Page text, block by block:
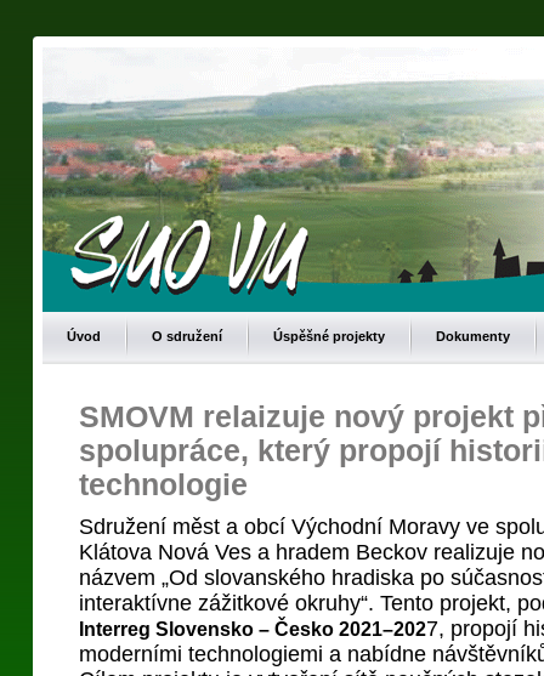
Úvod O sdružení Úspěšné projekty Dokumenty
SMOVM relaizuje nový projekt
spolupráce, který propojí
technologie
Sdružení měst a obcí Východní Moravy ve
Klátova Nová Ves a hradem Beckov realizuje
názvem „Od slovanského hradiska po
interaktívne zážitkové okruhy“. Tento projekt,
Interreg Slovensko – Česko 2021–2027, propojí
moderními technologiemi a nabídne